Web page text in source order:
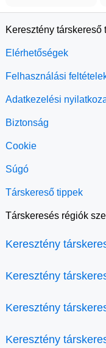
Keresztény
Elérhetőségek
Felhasználási
Adatkezelési
Biztonság
Cookie
Súgó
Társkereső tippek
Társkeresés régiók
Keresztény
Keresztény
Keresztény
Keresztény